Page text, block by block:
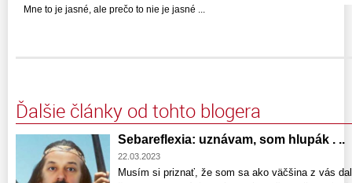
Mne to je jasné, ale prečo to nie je jasné ...
Ďalšie články od tohto blogera
Sebareflexia: uznávam, som hlupák . ..
22.03.2023
Musím si priznať, že som sa ako väčšina z vás